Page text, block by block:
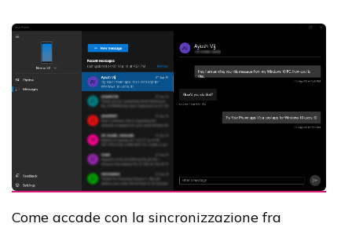
Come accade con la sincronizzazione fra